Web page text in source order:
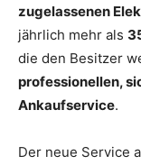
zugelassenen
jährlich mehr als
die den Besitzer
professionellen,
Ankaufservice.
Der neue Service